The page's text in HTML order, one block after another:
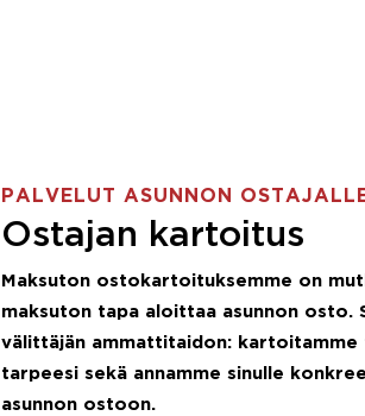
PALVELUT ASUNNON
Ostajan kartoitus
Maksuton ostokartoituksemme on
maksuton tapa aloittaa asunnon osto.
välittäjän ammattitaidon: kartoitamme
tarpeesi sekä annamme sinulle
asunnon ostoon.